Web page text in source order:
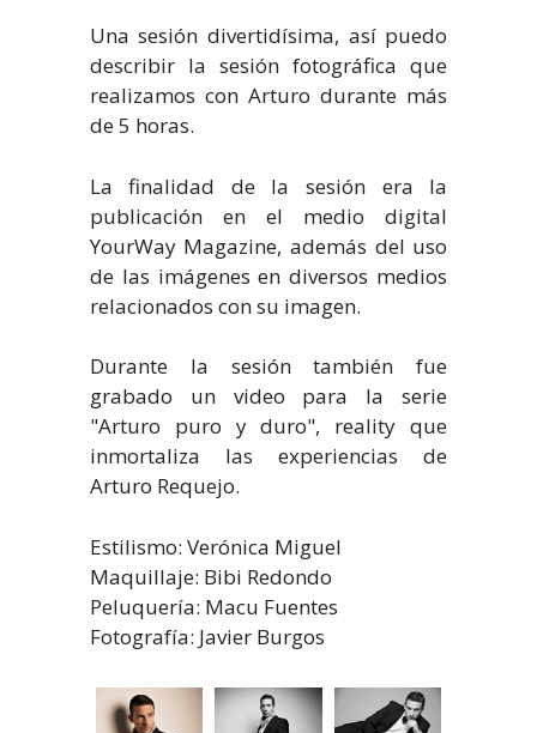
Una sesión divertidísima, así puedo
describir la sesión fotográfica que
realizamos con Arturo durante más
de 5 horas.
La finalidad de la sesión era la
publicación en el medio digital
YourWay Magazine, además del uso
de las imágenes en diversos medios
relacionados con su imagen.
Durante la sesión también fue
grabado un video para la serie
"Arturo puro y duro", reality que
inmortaliza las experiencias de
Arturo Requejo.
Estilismo: Verónica Miguel
Maquillaje: Bibi Redondo
Peluquería: Macu Fuentes
Fotografía: Javier Burgos